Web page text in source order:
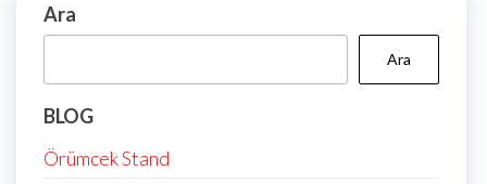
Ara
Ara
BLOG
Örümcek Stand